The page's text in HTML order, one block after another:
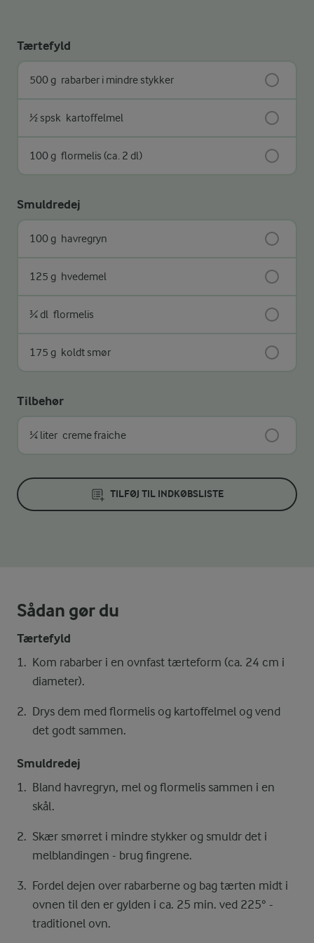
Tærtefyld
500 g rabarber i mindre stykker
½ spsk kartoffelmel
100 g flormelis (ca. 2 dl)
Smuldredej
100 g havregryn
125 g hvedemel
¾ dl flormelis
175 g koldt smør
Tilbehør
¼ liter creme fraiche
TILFØJ TIL INDKØBSLISTE
Sådan gør du
Tærtefyld
Kom rabarber i en ovnfast tærteform (ca. 24 cm i
diameter).
Drys dem med flormelis og kartoffelmel og vend
det godt sammen.
Smuldredej
Bland havregryn, mel og flormelis sammen i en
skål.
Skær smørret i mindre stykker og smuldr det i
melblandingen - brug fingrene.
Fordel dejen over rabarberne og bag tærten midt i
ovnen til den er gylden i ca. 25 min. ved 225° -
traditionel ovn.